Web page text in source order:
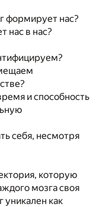
формирует нас?
нас в нас?
и способность
себя, несмотря
которую
мозга своя
уникален как